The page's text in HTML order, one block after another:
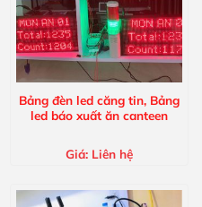
Bảng đèn led căng tin, Bảng
led báo xuất ăn canteen
Giá: Liên hệ